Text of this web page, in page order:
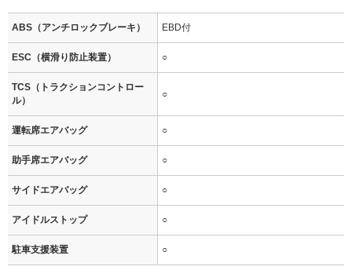
ABS（アンチロックブレーキ） EBD付
ESC（横滑り防止装置） ○
TCS（トラクションコントロー
ル）
○
運転席エアバッグ ○
助手席エアバッグ ○
サイドエアバッグ ○
アイドルストップ ○
駐車支援装置 ○